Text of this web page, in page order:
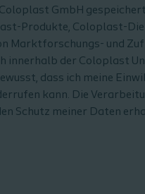
GmbH
Produkte, Coloplast-
Marktforschungs- und
innerhalb der Coloplast
dass ich meine
kann. Die
Schutz meiner Daten